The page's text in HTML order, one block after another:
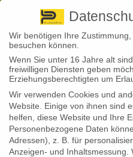
+ 49 3501 528571 |
Back to News
30
Nov.
Stephan Fröhlich
Altersvorsorge:
Wir benötigen Ihre
besuchen können.
Wenn Sie unter 16 Jahre alt
freiwilligen Diensten geben
Erziehungsberechtigten um
Wir verwenden Cookies und
Website. Einige von ihnen sind
helfen, diese Website und Ihre
Personenbezogene Daten
Adressen), z. B. für
Anzeigen- und Inhaltsmessung.